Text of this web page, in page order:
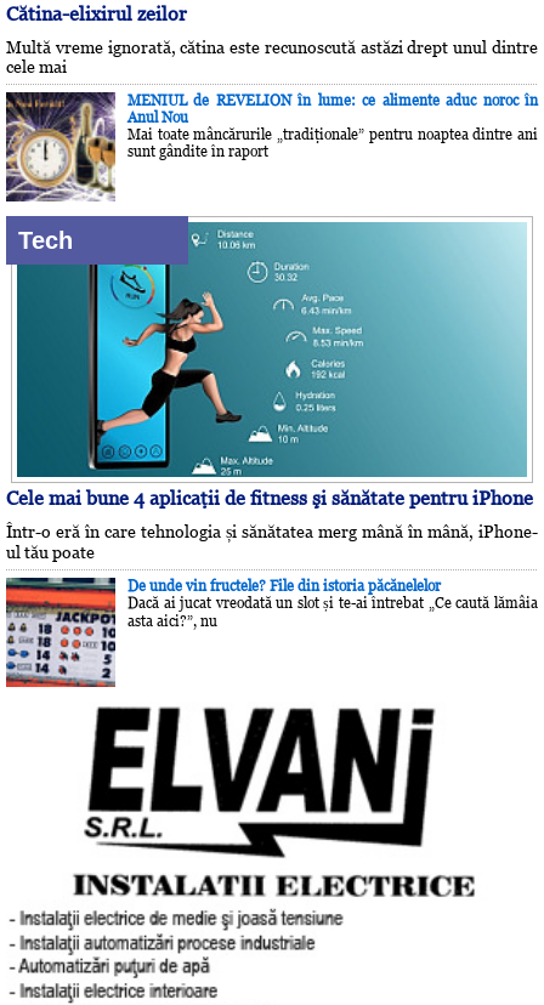
Cătina-elixirul zeilor
Multă vreme ignorată, cătina este recunoscută astăzi drept unul dintre
cele mai
MENIUL de REVELION în lume: ce alimente aduc noroc în
Anul Nou
Mai toate mâncărurile „tradiţionale” pentru noaptea dintre ani
sunt gândite în raport
Tech
Cele mai bune 4 aplicaţii de fitness şi sănătate pentru iPhone
Într-o eră în care tehnologia și sănătatea merg mână în mână, iPhone-
ul tău poate
De unde vin fructele? File din istoria păcănelelor
Dacă ai jucat vreodată un slot și te-ai întrebat „Ce caută lămâia
asta aici?”, nu